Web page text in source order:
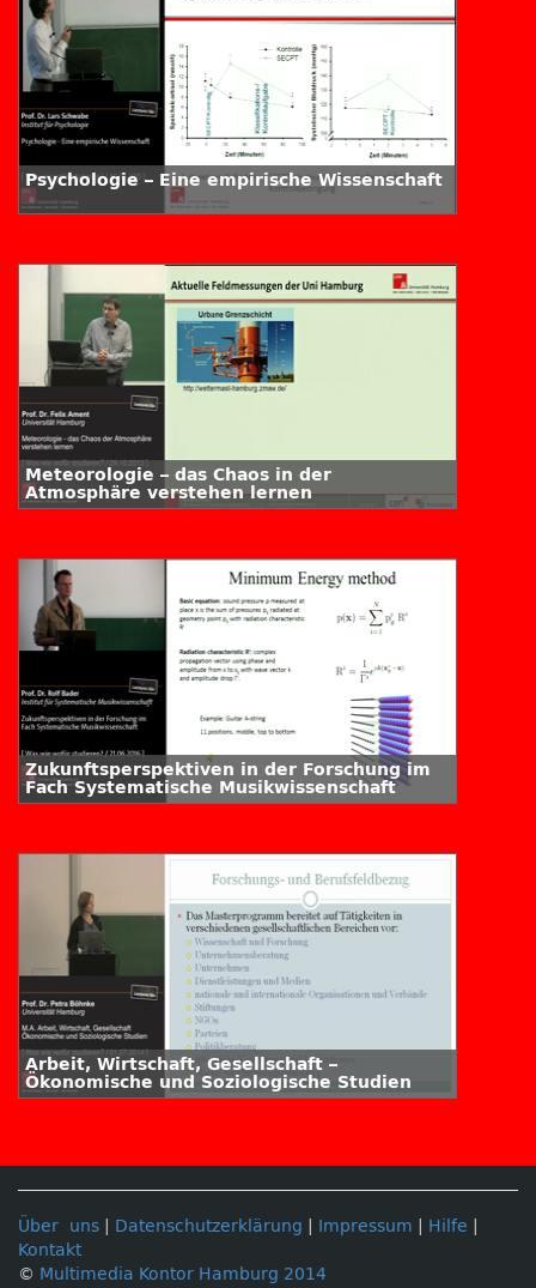
Psychologie – Eine empirische Wissenschaft
Meteorologie – das Chaos in der
Atmosphäre verstehen lernen
Zukunftsperspektiven in der Forschung im
Fach Systematische Musikwissenschaft
Arbeit, Wirtschaft, Gesellschaft –
Ökonomische und Soziologische Studien
Über uns Datenschutzerklärung Impressum Hilfe
Kontakt
© Multimedia Kontor Hamburg 2014